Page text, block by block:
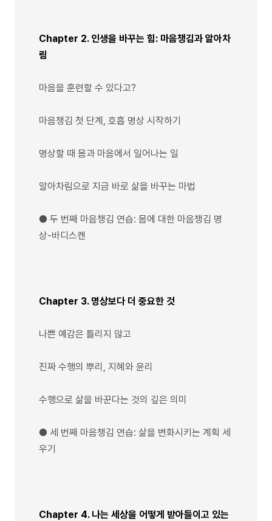
Chapter 2. 인생을 바꾸는 힘: 마음챙김과 알아차
림
마음을 훈련할 수 있다고?
마음챙김 첫 단계, 호흡 명상 시작하기
명상할 때 몸과 마음에서 일어나는 일
알아차림으로 지금 바로 삶을 바꾸는 마법
● 두 번째 마음챙김 연습: 몸에 대한 마음챙김 명
상-바디스캔
Chapter 3. 명상보다 더 중요한 것
나쁜 예감은 틀리지 않고
진짜 수행의 뿌리, 지혜와 윤리
수행으로 삶을 바꾼다는 것의 깊은 의미
● 세 번째 마음챙김 연습: 삶을 변화시키는 계획 세
우기
Chapter 4. 나는 세상을 어떻게 받아들이고 있는